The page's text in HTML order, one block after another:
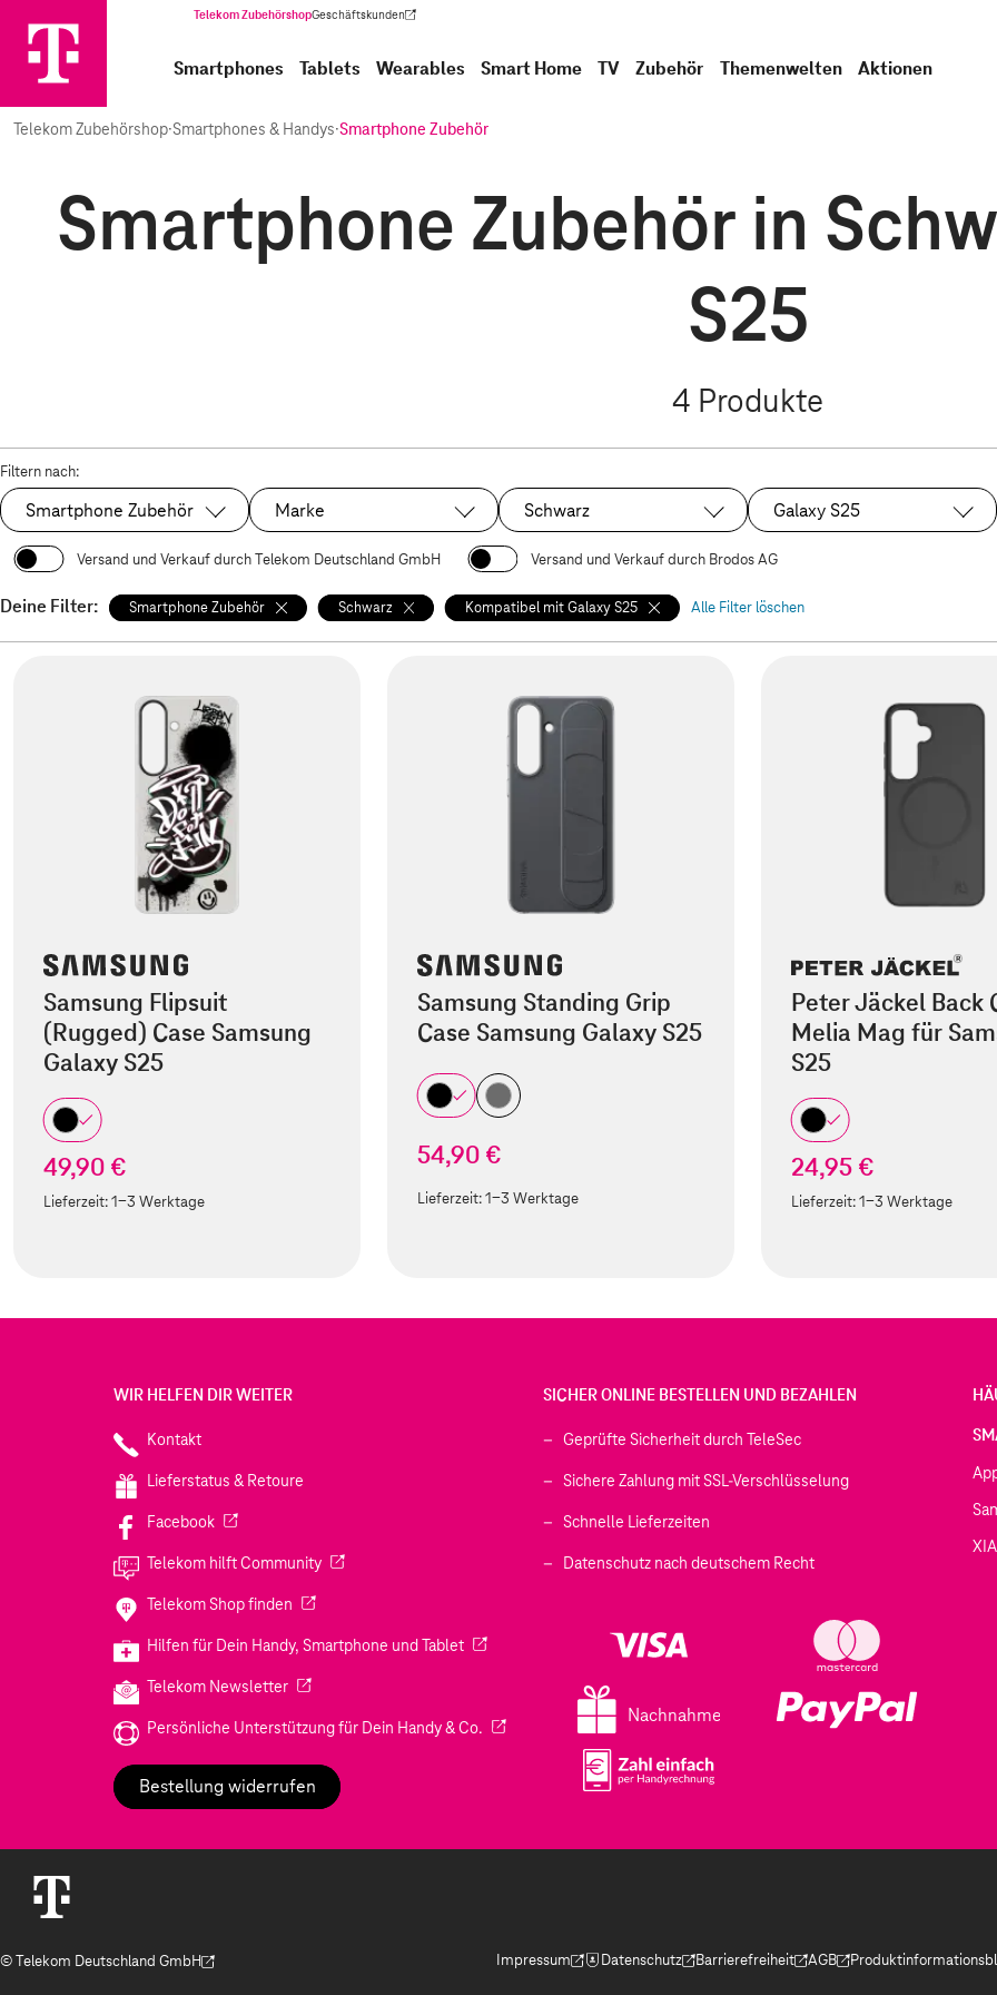
Telekom ZubehörshopGeschäftskunden
(Wird in einem neuen Tab geöffnet)
Smartphones Tablets Wearables Smart Home TV Zubehör Themenwelten Aktionen
Telekom Zubehörshop·Smartphones & Handys·Smartphone Zubehör
Smartphone Zubehör in
S25
4 Produkte
Filtern nach:
Ausgewählt:
Smartphone Zubehör Marke Ausgewählt:
Schwarz Ausgewählt:
Galaxy S25
Versand und Verkauf durch Telekom Deutschland GmbH Versand und Verkauf durch Brodos AG
Deine Filter: Smartphone Zubehör Schwarz Kompatibel mit Galaxy S25 Alle Filter löschen
Samsung Flipsuit
(Rugged) Case Samsung
Galaxy S25
49,90 €
Lieferzeit:1-3 Werktage
Samsung Standing Grip
Case Samsung Galaxy S25
54,90 €
Lieferzeit:1-3 Werktage
Peter Jäckel Back
Melia Mag für
S25
24,95 €
Lieferzeit:1-3 Werktage
WIR HELFEN DIR WEITER
Kontakt
Lieferstatus & Retoure
Facebook(Wird in einem neuen Tab geöffnet)
Telekom hilft Community(Wird in einem neuen Tab geöffnet)
Telekom Shop finden (Wird in einem neuen Tab geöffnet)
Hilfen für Dein Handy, Smartphone und Tablet(Wird in einem neuen Tab geöffnet)
Telekom Newsletter(Wird in einem neuen Tab geöffnet)
Persönliche Unterstützung für Dein Handy & Co. (Wird in einem neuen Tab geöffnet)
Bestellung widerrufen
SICHER ONLINE BESTELLEN UND BEZAHLEN
Geprüfte Sicherheit durch TeleSec
Sichere Zahlung mit SSL-Verschlüsselung
Schnelle Lieferzeiten
Datenschutz nach deutschem Recht
Nachnahme
© Telekom Deutschland GmbH
(Der Link wird in einem neuen Tab geöffnet)
Impressum
(Der Link wird in einem neuen Tab geöffnet)
Datenschutz
(Der Link wird in einem neuen Tab geöffnet)
Barrierefreiheit
(Der Link wird in einem neuen Tab geöffnet)
AGB
(Der Link wird in einem
(Der Link wird in